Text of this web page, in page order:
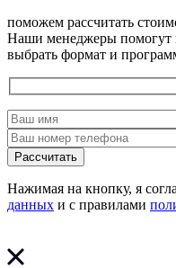
поможем рассчитать
Наши менеджеры помогут
выбрать формат и
Рассчитать
Нажимая на кнопку, я
данных и с правилами